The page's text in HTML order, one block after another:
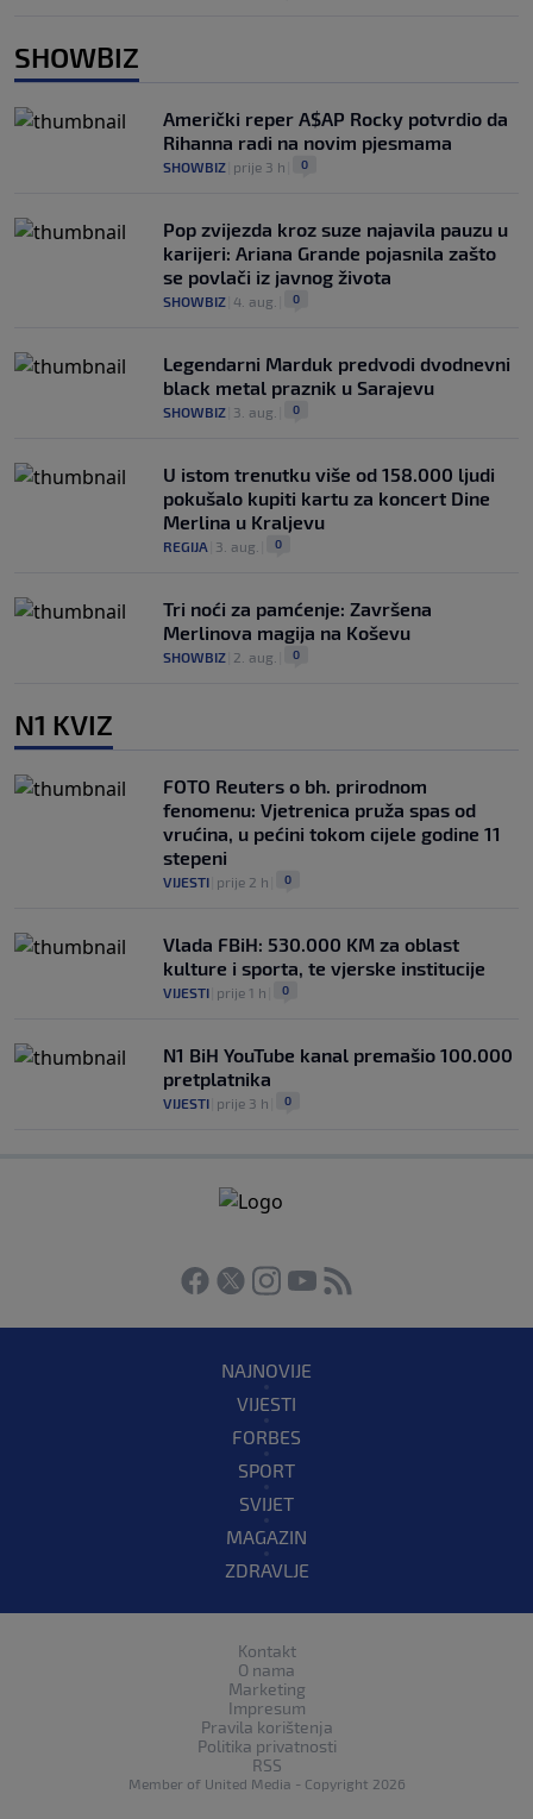
SHOWBIZ
Američki reper A$AP Rocky potvrdio da
Rihanna radi na novim pjesmama
SHOWBIZ prije 3 h 0
Pop zvijezda kroz suze najavila pauzu u
karijeri: Ariana Grande pojasnila zašto
se povlači iz javnog života
SHOWBIZ 4. aug. 0
Legendarni Marduk predvodi dvodnevni
black metal praznik u Sarajevu
SHOWBIZ 3. aug. 0
U istom trenutku više od 158.000 ljudi
pokušalo kupiti kartu za koncert Dine
Merlina u Kraljevu
REGIJA 3. aug. 0
Tri noći za pamćenje: Završena
Merlinova magija na Koševu
SHOWBIZ 2. aug. 0
N1 KVIZ
FOTO Reuters o bh. prirodnom
fenomenu: Vjetrenica pruža spas od
vrućina, u pećini tokom cijele godine 11
stepeni
VIJESTI prije 2 h 0
Vlada FBiH: 530.000 KM za oblast
kulture i sporta, te vjerske institucije
VIJESTI prije 1 h 0
N1 BiH YouTube kanal premašio 100.000
pretplatnika
VIJESTI prije 3 h 0
NAJNOVIJE
VIJESTI
FORBES
SPORT
SVIJET
MAGAZIN
ZDRAVLJE
Kontakt
O nama
Marketing
Impresum
Pravila korištenja
Politika privatnosti
RSS
Member of United Media - Copyright 2026